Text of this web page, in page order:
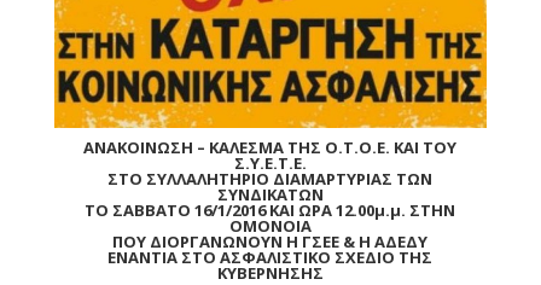
ΑΝΑΚΟΙΝΩΣΗ – ΚΑΛΕΣΜΑ ΤΗΣ Ο.Τ.Ο.Ε. ΚΑΙ ΤΟΥ
Σ.Υ.Ε.Τ.Ε.
ΣΤΟ ΣΥΛΛΑΛΗΤΗΡΙΟ ΔΙΑΜΑΡΤΥΡΙΑΣ ΤΩΝ
ΣΥΝΔΙΚΑΤΩΝ
ΤΟ ΣΑΒΒΑΤΟ 16/1/2016 ΚΑΙ ΩΡΑ 12.00μ.μ. ΣΤΗΝ
ΟΜΟΝΟΙΑ
ΠΟΥ ΔΙΟΡΓΑΝΩΝΟΥΝ Η ΓΣΕΕ & Η ΑΔΕΔΥ
ΕΝΑΝΤΙΑ ΣΤΟ ΑΣΦΑΛΙΣΤΙΚΟ ΣΧΕΔΙΟ ΤΗΣ
ΚΥΒΕΡΝΗΣΗΣ